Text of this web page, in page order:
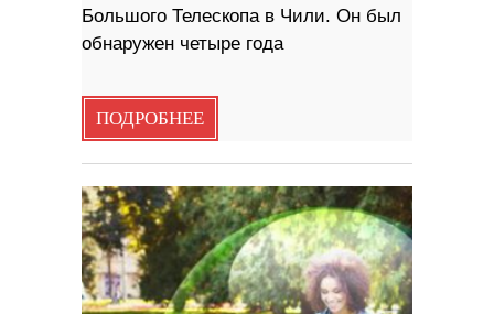
Большого Телескопа в Чили. Он был
обнаружен четыре года
ПОДРОБНЕЕ